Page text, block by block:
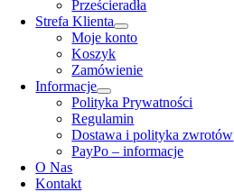
Prześcieradła
Strefa Klienta
Moje konto
Koszyk
Zamówienie
Informacje
Polityka Prywatności
Regulamin
Dostawa i polityka zwrotów
PayPo – informacje
O Nas
Kontakt